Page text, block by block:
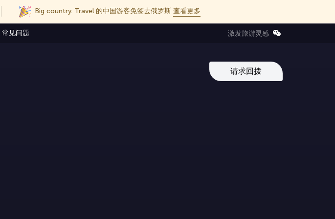
Big country. Travel 的中国游客免签去俄罗斯 查看更多
常见问题 激发旅游灵感
请求回拨